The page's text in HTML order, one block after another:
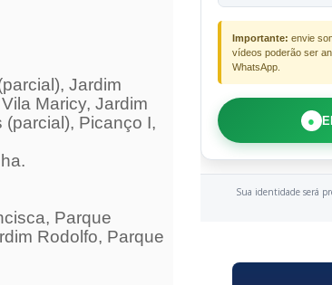
Jardim
Maricy, Jardim
Picanço I,
Parque
Rodolfo, Parque
Importante: envie
vídeos poderão ser
WhatsApp.
●
Sua identidade será